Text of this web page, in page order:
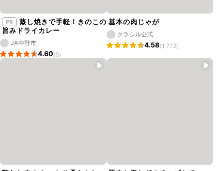
旨みドライカレー
JA中野市
4.60(5)
基本の肉じゃが
クラシル公式
4.58(1,772)